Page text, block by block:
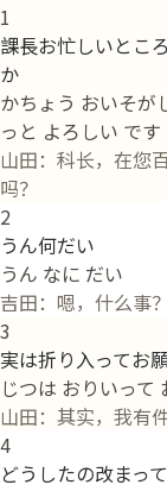
1
課長お忙しいとこ
か
かちょう おいそが
っと よろしい です
山田：科长，在您
吗？
2
うん何だい
うん なに だい
吉田：嗯，什么事？
3
実は折り入ってお
じつは おりいって
山田：其实，我有
4
どうしたの改まって